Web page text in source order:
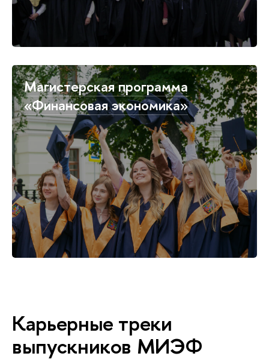
Магистерская программа
«Финансовая экономика»
Карьерные треки
выпускников МИЭФ